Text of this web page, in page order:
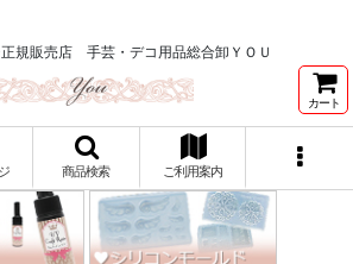
規販売店 手芸・デコ用品総合卸ＹＯＵ
カート
商品検索 ご利用案内